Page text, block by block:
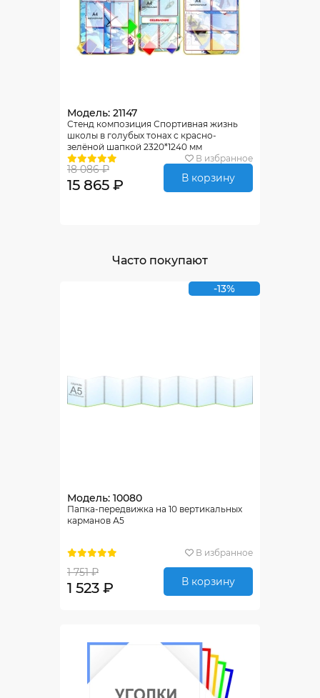
Модель: 21147
Стенд композиция Спортивная жизнь
школы в голубых тонах с красно-
зелёной шапкой 2320*1240 мм
В избранное
18 086 ₽
15 865 ₽ В корзину
Часто покупают
-13%
Модель: 10080
Папка-передвижка на 10 вертикальных
карманов А5
В избранное
1 751 ₽
1 523 ₽ В корзину